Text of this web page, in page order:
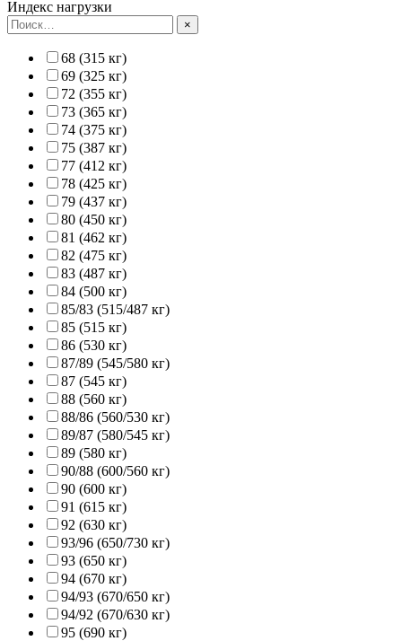
Индекс нагрузки
×
68 (315 кг)
69 (325 кг)
72 (355 кг)
73 (365 кг)
74 (375 кг)
75 (387 кг)
77 (412 кг)
78 (425 кг)
79 (437 кг)
80 (450 кг)
81 (462 кг)
82 (475 кг)
83 (487 кг)
84 (500 кг)
85/83 (515/487 кг)
85 (515 кг)
86 (530 кг)
87/89 (545/580 кг)
87 (545 кг)
88 (560 кг)
88/86 (560/530 кг)
89/87 (580/545 кг)
89 (580 кг)
90/88 (600/560 кг)
90 (600 кг)
91 (615 кг)
92 (630 кг)
93/96 (650/730 кг)
93 (650 кг)
94 (670 кг)
94/93 (670/650 кг)
94/92 (670/630 кг)
95 (690 кг)